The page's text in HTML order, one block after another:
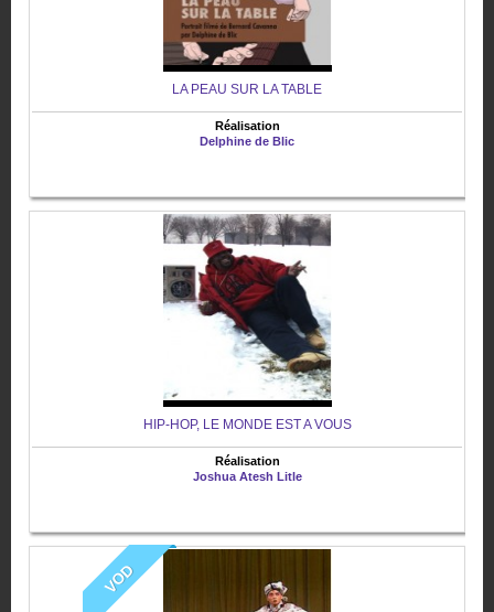
LA PEAU SUR LA TABLE
Réalisation
Delphine de Blic
HIP-HOP, LE MONDE EST A VOUS
Réalisation
Joshua Atesh Litle
VOD